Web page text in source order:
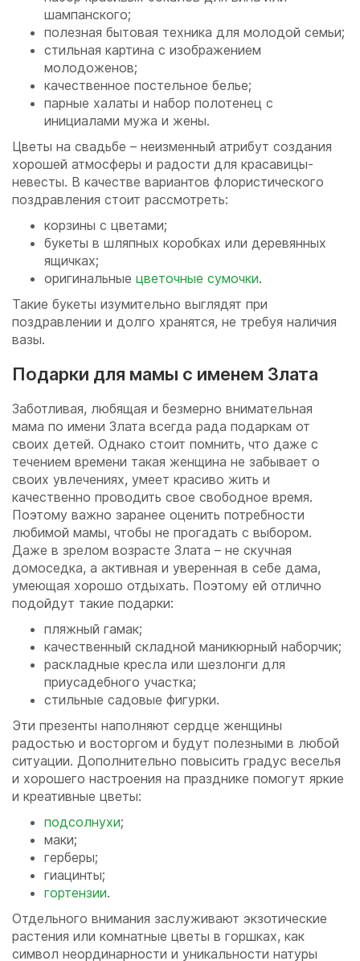
шампанского;
полезная бытовая техника для молодой семьи;
стильная картина с изображением
молодоженов;
качественное постельное белье;
парные халаты и набор полотенец с
инициалами мужа и жены.
Цветы на свадьбе – неизменный атрибут создания
хорошей атмосферы и радости для красавицы-
невесты. В качестве вариантов флористического
поздравления стоит рассмотреть:
корзины с цветами;
букеты в шляпных коробках или деревянных
ящичках;
оригинальные цветочные сумочки.
Такие букеты изумительно выглядят при
поздравлении и долго хранятся, не требуя наличия
вазы.
Подарки для мамы с именем Злата
Заботливая, любящая и безмерно внимательная
мама по имени Злата всегда рада подаркам от
своих детей. Однако стоит помнить, что даже с
течением времени такая женщина не забывает о
своих увлечениях, умеет красиво жить и
качественно проводить свое свободное время.
Поэтому важно заранее оценить потребности
любимой мамы, чтобы не прогадать с выбором.
Даже в зрелом возрасте Злата – не скучная
домоседка, а активная и уверенная в себе дама,
умеющая хорошо отдыхать. Поэтому ей отлично
подойдут такие подарки:
пляжный гамак;
качественный складной маникюрный наборчик;
раскладные кресла или шезлонги для
приусадебного участка;
стильные садовые фигурки.
Эти презенты наполняют сердце женщины
радостью и восторгом и будут полезными в любой
ситуации. Дополнительно повысить градус веселья
и хорошего настроения на празднике помогут яркие
и креативные цветы:
подсолнухи;
маки;
герберы;
гиацинты;
гортензии.
Отдельного внимания заслуживают экзотические
растения или комнатные цветы в горшках, как
символ неординарности и уникальности натуры